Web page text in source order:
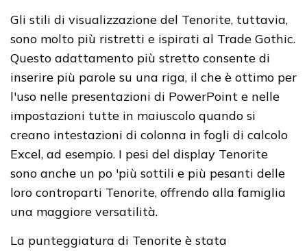
Gli stili di visualizzazione del Tenorite, tuttavia,
sono molto più ristretti e ispirati al Trade Gothic.
Questo adattamento più stretto consente di
inserire più parole su una riga, il che è ottimo per
l'uso nelle presentazioni di PowerPoint e nelle
impostazioni tutte in maiuscolo quando si
creano intestazioni di colonna in fogli di calcolo
Excel, ad esempio. I pesi del display Tenorite
sono anche un po 'più sottili e più pesanti delle
loro controparti Tenorite, offrendo alla famiglia
una maggiore versatilità.
La punteggiatura di Tenorite è stata